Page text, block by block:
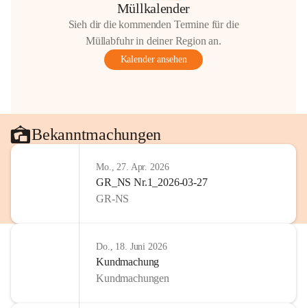
Müllkalender
Sieh dir die kommenden Termine für die
Müllabfuhr in deiner Region an.
Kalender ansehen
Bekanntmachungen
Mo., 27. Apr. 2026
GR_NS Nr.1_2026-03-27
GR-NS
Do., 18. Juni 2026
Kundmachung
Kundmachungen